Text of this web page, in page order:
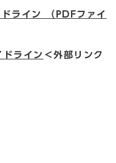
ライン （PDFファイ
ドライン ＜外部リンク